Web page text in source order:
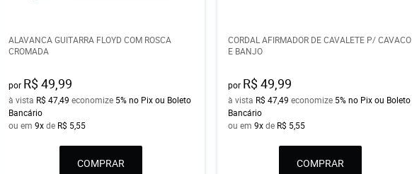
ALAVANCA GUITARRA FLOYD COM ROSCA
CROMADA
por R$ 49,99
à vista R$ 47,49 economize 5% no Pix ou Boleto
Bancário
ou em9xde R$ 5,55
COMPRAR
CORDAL AFIRMADOR DE CAVALETE P/ CAVACO
E BANJO
por R$ 49,99
à vista R$ 47,49 economize 5% no Pix ou Boleto
Bancário
ou em9xde R$ 5,55
COMPRAR